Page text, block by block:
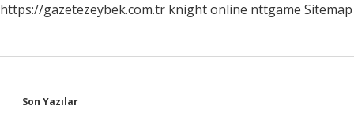
https://gazetezeybek.com.tr knight online nttgame Sitemap
Son Yazılar